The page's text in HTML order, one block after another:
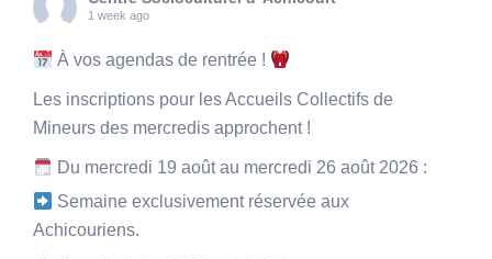
1 week ago
À vos agendas de rentrée !
Les inscriptions pour les Accueils Collectifs de
Mineurs des mercredis approchent !
Du mercredi 19 août au mercredi 26 août 2026 :
Semaine exclusivement réservée aux
Achicouriens.